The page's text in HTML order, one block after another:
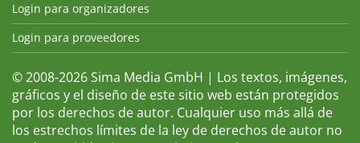
Login para organizadores
Login para proveedores
© 2008-2026 Sima Media GmbH | Los textos, imágenes,
gráficos y el diseño de este sitio web están protegidos
por los derechos de autor. Cualquier uso más allá de
los estrechos límites de la ley de derechos de autor no